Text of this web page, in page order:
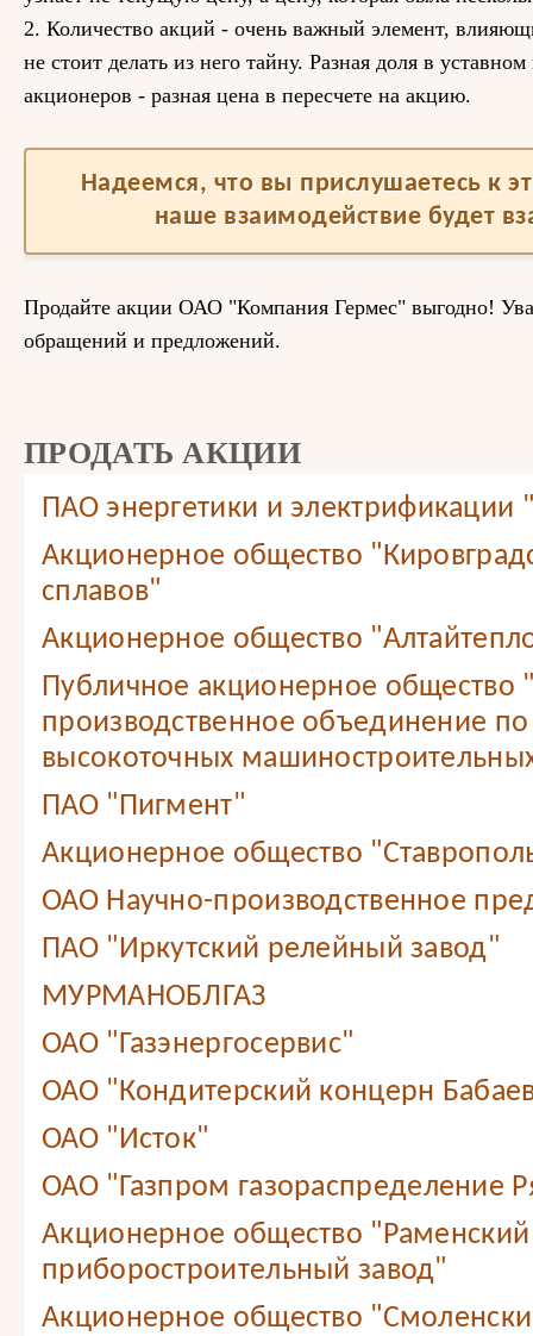
2. Количество акций - очень важный элемент,
не стоит делать из него тайну. Разная доля в
акционеров - разная цена в пересчете на акцию.
Надеемся, что вы прислушаетесь к
наше взаимодействие будет
Продайте акции ОАО "Компания Гермес" выгодно!
обращений и предложений.
ПРОДАТЬ АКЦИИ
ПАО энергетики и электрификации
Акционерное общество
сплавов"
Акционерное общество
Публичное акционерное общество
производственное объединение
высокоточных
ПАО "Пигмент"
Акционерное общество
ОАО Научно-производственное
ПАО "Иркутский релейный завод"
МУРМАНОБЛГАЗ
ОАО "Газэнергосервис"
ОАО "Кондитерский концерн
ОАО "Исток"
ОАО "Газпром газораспределение
Акционерное общество "Раменский
приборостроительный завод"
Акционерное общество